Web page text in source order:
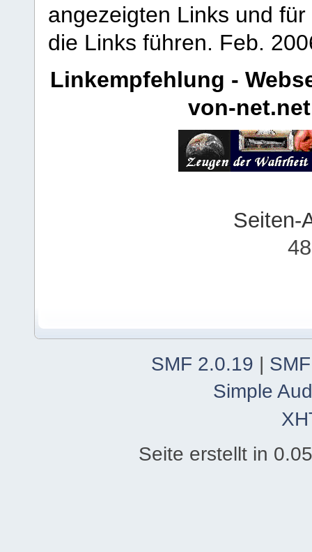
angezeigten Links und
die Links führen. Feb.
Linkempfehlung -
von-net.net
Seiten-
SMF 2.0.19 |
Simple
Seite erstellt in